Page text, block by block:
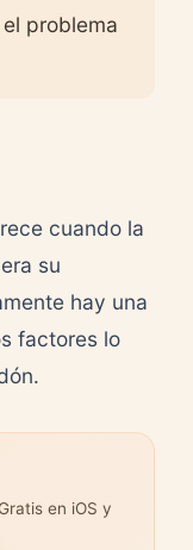
problema
cuando la
su
hay una
factores lo
en iOS y